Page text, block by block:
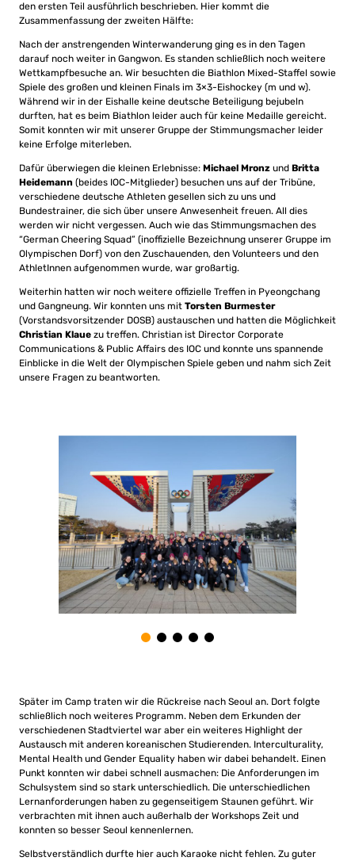
den ersten Teil ausführlich beschrieben. Hier kommt die
Zusammenfassung der zweiten Hälfte:
Nach der anstrengenden Winterwanderung ging es in den Tagen
darauf noch weiter in Gangwon. Es standen schließlich noch weitere
Wettkampfbesuche an. Wir besuchten die Biathlon Mixed-Staffel sowie
Spiele des großen und kleinen Finals im 3×3-Eishockey (m und w).
Während wir in der Eishalle keine deutsche Beteiligung bejubeln
durften, hat es beim Biathlon leider auch für keine Medaille gereicht.
Somit konnten wir mit unserer Gruppe der Stimmungsmacher leider
keine Erfolge miterleben.
Dafür überwiegen die kleinen Erlebnisse: Michael Mronz und Britta
Heidemann (beides IOC-Mitglieder) besuchen uns auf der Tribüne,
verschiedene deutsche Athleten gesellen sich zu uns und
Bundestrainer, die sich über unsere Anwesenheit freuen. All dies
werden wir nicht vergessen. Auch wie das Stimmungsmachen des
“German Cheering Squad” (inoffizielle Bezeichnung unserer Gruppe im
Olympischen Dorf) von den Zuschauenden, den Volunteers und den
AthletInnen aufgenommen wurde, war großartig.
Weiterhin hatten wir noch weitere offizielle Treffen in Pyeongchang
und Gangneung. Wir konnten uns mit Torsten Burmester
(Vorstandsvorsitzender DOSB) austauschen und hatten die Möglichkeit
Christian Klaue zu treffen. Christian ist Director Corporate
Communications & Public Affairs des IOC und konnte uns spannende
Einblicke in die Welt der Olympischen Spiele geben und nahm sich Zeit
unsere Fragen zu beantworten.
Später im Camp traten wir die Rückreise nach Seoul an. Dort folgte
schließlich noch weiteres Programm. Neben dem Erkunden der
verschiedenen Stadtviertel war aber ein weiteres Highlight der
Austausch mit anderen koreanischen Studierenden. Interculturality,
Mental Health und Gender Equality haben wir dabei behandelt. Einen
Punkt konnten wir dabei schnell ausmachen: Die Anforderungen im
Schulsystem sind so stark unterschiedlich. Die unterschiedlichen
Lernanforderungen haben zu gegenseitigem Staunen geführt. Wir
verbrachten mit ihnen auch außerhalb der Workshops Zeit und
konnten so besser Seoul kennenlernen.
Selbstverständlich durfte hier auch Karaoke nicht fehlen. Zu guter